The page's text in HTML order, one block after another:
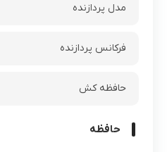
مدل پردازنده
فرکانس پردازنده‌
حافظه کش
حافظه